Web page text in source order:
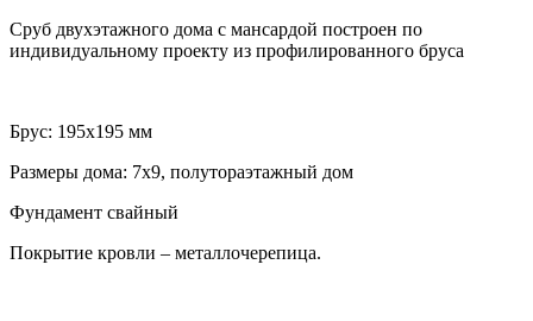
Сруб двухэтажного дома с мансардой построен по
индивидуальному проекту из профилированного бруса
Брус: 195х195 мм
Размеры дома: 7х9, полутораэтажный дом
Фундамент свайный
Покрытие кровли – металлочерепица.